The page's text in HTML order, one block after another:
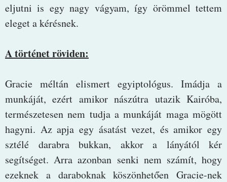
eljutni is egy nagy vágyam, így örömmel tettem
eleget a kérésnek.
A történet röviden:
Gracie méltán elismert egyiptológus. Imádja a
munkáját, ezért amikor nászútra utazik Kairóba,
természetesen nem tudja a munkáját maga mögött
hagyni. Az apja egy ásatást vezet, és amikor egy
sztélé darabra bukkan, akkor a lányától kér
segítséget. Arra azonban senki nem számít, hogy
ezeknek a daraboknak köszönhetően Gracie-nek